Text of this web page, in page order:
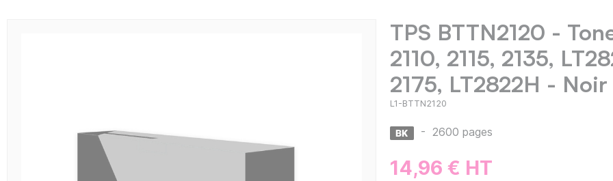
TPS BTTN2120 -
2110, 2115, 2135,
2175, LT2822H - Noir
L1-BTTN2120
- 2600 pages
14,96 € HT